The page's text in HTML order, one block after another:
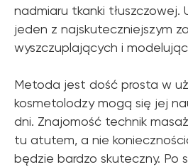
nadmiaru tkanki tłuszczowej.
jeden z najskuteczniejszym
wyszczuplających i
Metoda jest dość prosta w
kosmetolodzy mogą się jej
dni. Znajomość technik
tu atutem, a nie
będzie bardzo skuteczny. Po